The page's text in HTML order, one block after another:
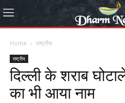
Home राष्ट्रीय
राष्ट्रीय
दिल्ली के शराब
का भी आया नाम